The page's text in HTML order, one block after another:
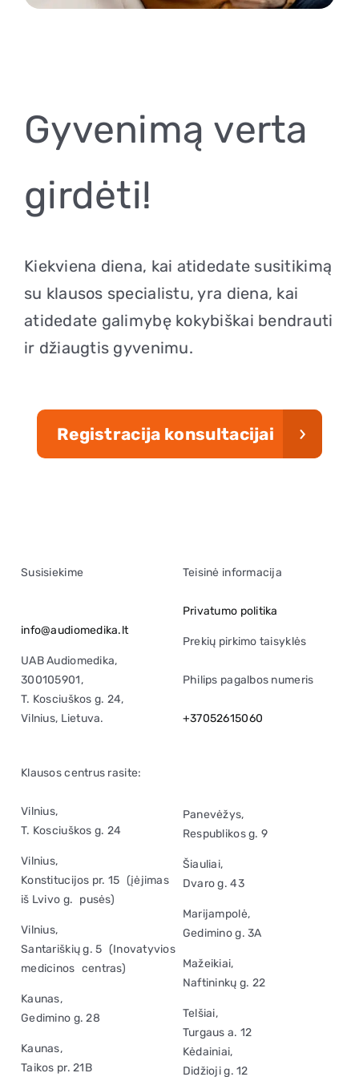
+370 620 33338
Registracija
Gyvenimą verta
girdėti!
Kiekviena diena, kai atidedate susitikimą
su klausos specialistu, yra diena, kai
atidedate galimybę kokybiškai bendrauti
ir džiaugtis gyvenimu.
Registracija konsultacijai
Susisiekime
info@audiomedika.lt
UAB Audiomedika,
300105901,
T. Kosciuškos g. 24,
Vilnius, Lietuva.
Teisinė informacija
Privatumo politika
Prekių pirkimo taisyklės
Philips pagalbos numeris
+37052615060
Klausos centrus rasite:
Vilnius,
T. Kosciuškos g. 24
Vilnius,
Konstitucijos pr. 15 (įėjimas
iš Lvivo g. pusės)
Vilnius,
Santariškių g. 5 (Inovatyvios
medicinos centras)
Kaunas,
Gedimino g. 28
Kaunas,
Taikos pr. 21B
Panevėžys,
Respublikos g. 9
Šiauliai,
Dvaro g. 43
Marijampolė,
Gedimino g. 3A
Mažeikiai,
Naftininkų g. 22
Telšiai,
Turgaus a. 12
Kėdainiai,
Didžioji g. 12